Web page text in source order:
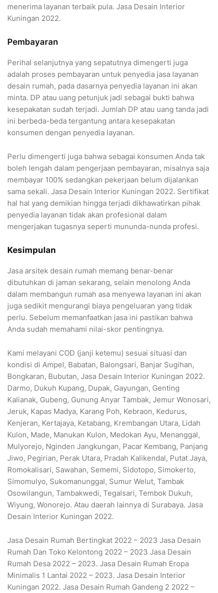
menerima layanan terbaik pula. Jasa Desain Interior
Kuningan 2022.
Pembayaran
Perihal selanjutnya yang sepatutnya dimengerti juga
adalah proses pembayaran untuk penyedia jasa layanan
desain rumah, pada dasarnya penyedia layanan ini akan
minta. DP atau uang petunjuk jadi sebagai bukti bahwa
kesepakatan sudah terjadi. Jumlah DP atau uang tanda jadi
ini berbeda-beda tergantung antara kesepakatan
konsumen dengan penyedia layanan.
Perlu dimengerti juga bahwa sebagai konsumen Anda tak
boleh lengah dalam pengerjaan pembayaran, misalnya saja
membayar 100% sedangkan pekerjaan belum dijalankan
sama sekali. Jasa Desain Interior Kuningan 2022. Sertifikat
hal hal yang demikian hingga terjadi dikhawatirkan pihak
penyedia layanan tidak akan profesional dalam
mengerjakan tugasnya seperti mununda-nunda profesi.
Kesimpulan
Jasa arsitek desain rumah memang benar-benar
dibutuhkan di jaman sekarang, selain menolong Anda
dalam membangun rumah asa menyewa layanan ini akan
juga sedikit mengurangi biaya pengeluaran yang tidak
perlu. Sebelum memanfaatkan jasa ini pastikan bahwa
Anda sudah memahami nilai-skor pentingnya.
Kami melayani COD (janji ketemu) sesuai situasi dan
kondisi di Ampel, Babatan, Balongsari, Banjar Sugihan,
Bongkaran, Bubutan, Jasa Desain Interior Kuningan 2022.
Darmo, Dukuh Kupang, Dupak, Gayungan, Genting
Kalianak, Gubeng, Gunung Anyar Tambak, Jemur Wonosari,
Jeruk, Kapas Madya, Karang Poh, Kebraon, Kedurus,
Kenjeran, Kertajaya, Ketabang, Krembangan Utara, Lidah
Kulon, Made, Manukan Kulon, Medokan Ayu, Menanggal,
Mulyorejo, Nginden Jangkungan, Pacar Kembang, Panjang
Jiwo, Pegirian, Perak Utara, Pradah Kalikendal, Putat Jaya,
Romokalisari, Sawahan, Sememi, Sidotopo, Simokerto,
Simomulyo, Sukomanunggal, Sumur Welut, Tambak
Osowilangun, Tambakwedi, Tegalsari, Tembok Dukuh,
Wiyung, Wonorejo. Atau daerah lainnya di Surabaya. Jasa
Desain Interior Kuningan 2022.
Jasa Desain Rumah Bertingkat 2022 – 2023 Jasa Desain
Rumah Dan Toko Kelontong 2022 – 2023 Jasa Desain
Rumah Desa 2022 – 2023. Jasa Desain Rumah Eropa
Minimalis 1 Lantai 2022 – 2023. Jasa Desain Interior
Kuningan 2022. Jasa Desain Rumah Gandeng 2 2022 –